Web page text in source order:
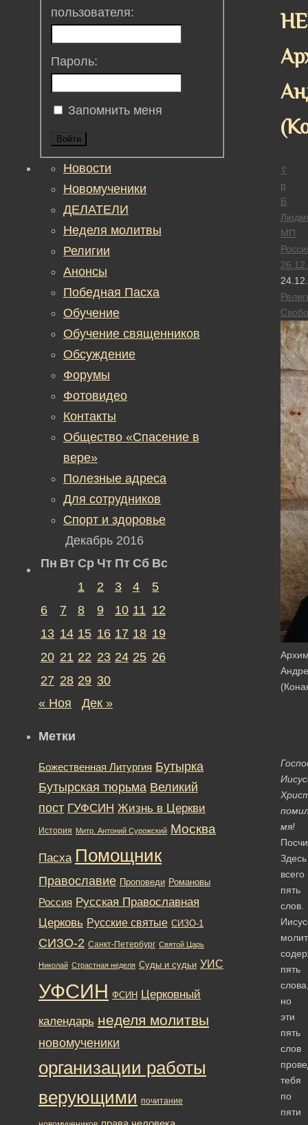
☦
р
Б
МП
мя!
Здесь
всего
пять
слов.
пять
но
эти
пять
слов
тебя
по
пяти
пользователя:
Пароль:
Запомнить меня
Войти
Новости
Новомученики
ДЕЛАТЕЛИ
Неделя молитвы
Религии
Анонсы
Победная Пасха
Обучение
Обучение священников
Обсуждение
Форумы
Фотовидео
Контакты
Общество «Спасение в
вере»
Полезные адреса
Для сотрудников
Спорт и здоровье
Декабрь 2016
Пн Вт Ср Чт Пт Сб Вс
1
2 3 4
5
6
7 8 9 10 11 12
13 14 15 16 17 18 19
20 21 22 23 24 25 26
27 28 29 30
« Ноя
Дек »
Метки
Божественная Литургия Бутырка
Бутырская тюрьма Великий
пост ГУФСИН Жизнь в Церкви
История Митр. Антоний Сурожский Москва
Пасха Помощник
Православие Проповеди Романовы
Россия Русская Православная
Церковь Русские святые СИЗО-1
СИЗО-2 Санкт-Петербург Святой Царь
Николай Страстная неделя Суды и судьи УИС
УФСИН ФСИН Церковный
календарь неделя молитвы
новомученики
организации работы
верующими почитание